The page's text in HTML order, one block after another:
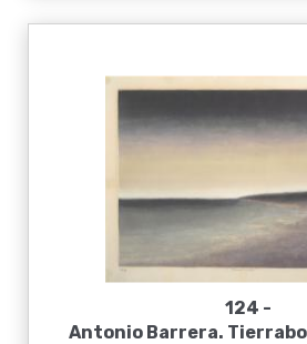
124 -
Antonio Barrera.